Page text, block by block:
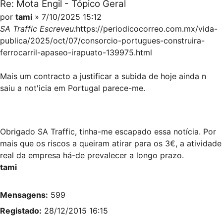
Re: Mota Engil - Tópico Geral
por tami » 7/10/2025 15:12
SA Traffic Escreveu:https://periodicocorreo.com.mx/vida-
publica/2025/oct/07/consorcio-portugues-construira-
ferrocarril-apaseo-irapuato-139975.html
Mais um contracto a justificar a subida de hoje ainda n
saiu a not'icia em Portugal parece-me.
Obrigado SA Traffic, tinha-me escapado essa notícia. Por
mais que os riscos a queiram atirar para os 3€, a atividade
real da empresa há-de prevalecer a longo prazo.
tami
Mensagens: 599
Registado: 28/12/2015 16:15